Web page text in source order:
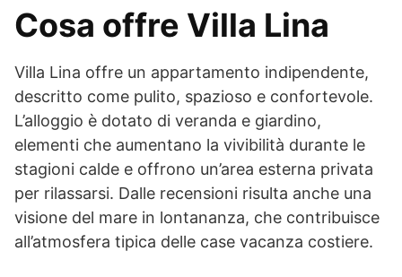
Cosa offre Villa Lina
Villa Lina offre un appartamento indipendente,
descritto come pulito, spazioso e confortevole.
L’alloggio è dotato di veranda e giardino,
elementi che aumentano la vivibilità durante le
stagioni calde e offrono un’area esterna privata
per rilassarsi. Dalle recensioni risulta anche una
visione del mare in lontananza, che contribuisce
all’atmosfera tipica delle case vacanza costiere.